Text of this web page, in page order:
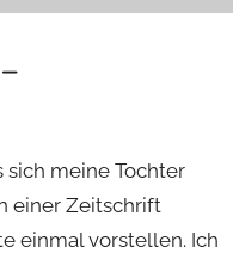
meine Tochter
einer Zeitschrift
einmal vorstellen. Ich